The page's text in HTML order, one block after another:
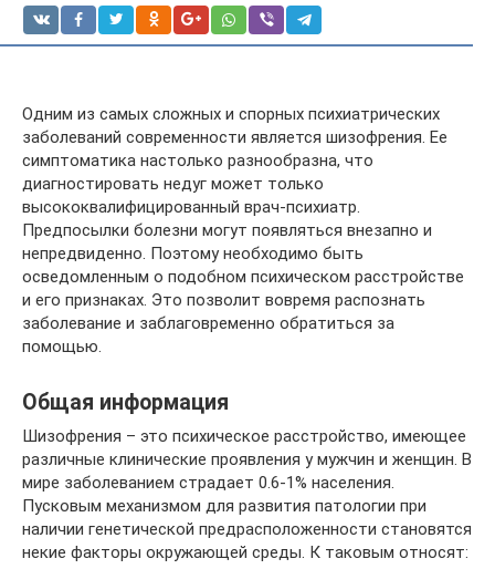
Одним из самых сложных и спорных психиатрических
заболеваний современности является шизофрения. Ее
симптоматика настолько разнообразна, что
диагностировать недуг может только
высококвалифицированный врач-психиатр.
Предпосылки болезни могут появляться внезапно и
непредвиденно. Поэтому необходимо быть
осведомленным о подобном психическом расстройстве
и его признаках. Это позволит вовремя распознать
заболевание и заблаговременно обратиться за
помощью.
Общая информация
Шизофрения – это психическое расстройство, имеющее
различные клинические проявления у мужчин и женщин. В
мире заболеванием страдает 0.6-1% населения.
Пусковым механизмом для развития патологии при
наличии генетической предрасположенности становятся
некие факторы окружающей среды. К таковым относят: